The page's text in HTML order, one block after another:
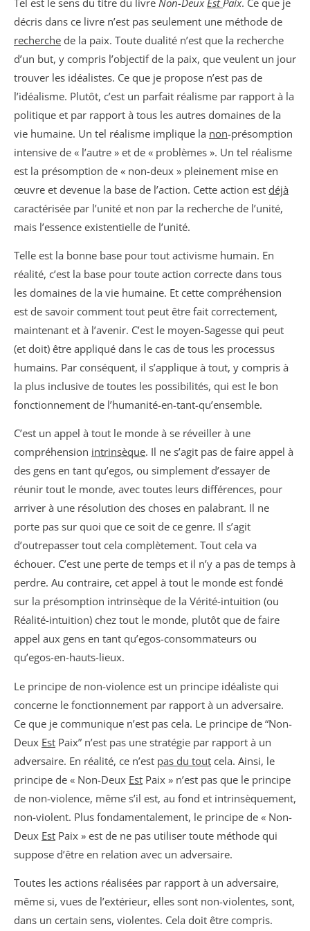
décris dans ce livre n’est pas seulement une méthode de
recherche de la paix. Toute dualité n’est que la recherche
d’un but, y compris l’objectif de la paix, que veulent un jour
trouver les idéalistes. Ce que je propose n’est pas de
l’idéalisme. Plutôt, c’est un parfait réalisme par rapport à la
politique et par rapport à tous les autres domaines de la
vie humaine. Un tel réalisme implique la non-présomption
intensive de « l’autre » et de « problèmes ». Un tel réalisme
est la présomption de « non-deux » pleinement mise en
œuvre et devenue la base de l’action. Cette action est déjà
caractérisée par l’unité et non par la recherche de l’unité,
mais l’essence existentielle de l’unité.
Telle est la bonne base pour tout activisme humain. En
réalité, c’est la base pour toute action correcte dans tous
les domaines de la vie humaine. Et cette compréhension
est de savoir comment tout peut être fait correctement,
maintenant et à l’avenir. C’est le moyen-Sagesse qui peut
(et doit) être appliqué dans le cas de tous les processus
humains. Par conséquent, il s’applique à tout, y compris à
la plus inclusive de toutes les possibilités, qui est le bon
fonctionnement de l’humanité-en-tant-qu’ensemble.
C’est un appel à tout le monde à se réveiller à une
compréhension intrinsèque. Il ne s’agit pas de faire appel à
des gens en tant qu’egos, ou simplement d’essayer de
réunir tout le monde, avec toutes leurs différences, pour
arriver à une résolution des choses en palabrant. Il ne
porte pas sur quoi que ce soit de ce genre. Il s’agit
d’outrepasser tout cela complètement. Tout cela va
échouer. C’est une perte de temps et il n’y a pas de temps à
perdre. Au contraire, cet appel à tout le monde est fondé
sur la présomption intrinsèque de la Vérité-intuition (ou
Réalité-intuition) chez tout le monde, plutôt que de faire
appel aux gens en tant qu’egos-consommateurs ou
qu’egos-en-hauts-lieux.
Le principe de non-violence est un principe idéaliste qui
concerne le fonctionnement par rapport à un adversaire.
Ce que je communique n’est pas cela. Le principe de “Non-
Deux Est Paix” n’est pas une stratégie par rapport à un
adversaire. En réalité, ce n’est pas du tout cela. Ainsi, le
principe de « Non-Deux Est Paix » n’est pas que le principe
de non-violence, même s’il est, au fond et intrinsèquement,
non-violent. Plus fondamentalement, le principe de « Non-
Deux Est Paix » est de ne pas utiliser toute méthode qui
suppose d’être en relation avec un adversaire.
Toutes les actions réalisées par rapport à un adversaire,
même si, vues de l’extérieur, elles sont non-violentes, sont,
dans un certain sens, violentes. Cela doit être compris.